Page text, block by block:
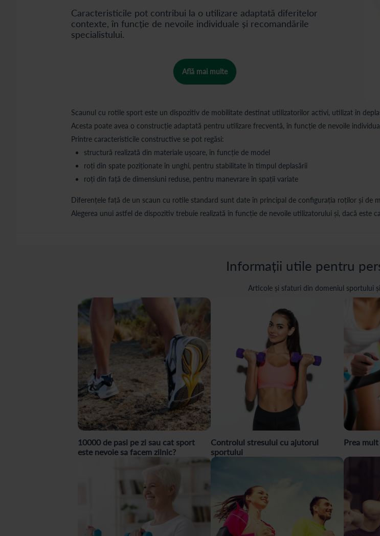
Caracteristicile pot contribui la o utilizare adaptată diferitelor
contexte, în funcție de nevoile individuale și recomandările
specialistului.
Află mai multe
Scaunul cu rotile sport este un dispozitiv de mobilitate destinat utilizatorilor activi, utilizat în
Acesta poate avea o construcție adaptată pentru utilizare frecventă, în funcție de nevoile
Printre caracteristicile constructive se pot regăsi:
structură realizată din materiale ușoare, în funcție de model
roți din spate poziționate în unghi, pentru stabilitate în timpul deplasării
roți din față de dimensiuni reduse, pentru manevrare în spații variate
Diferențele față de un scaun cu rotile standard sunt date în principal de configurația roților și de
Alegerea unui astfel de dispozitiv trebuie realizată în funcție de nevoile utilizatorului și, dacă este
Informații utile pentru
Articole și sfaturi din domeniul sportului
10000 de pasi pe zi sau cat sport
este nevoie sa facem zilnic?
Controlul stresului cu ajutorul
sportului
Prea